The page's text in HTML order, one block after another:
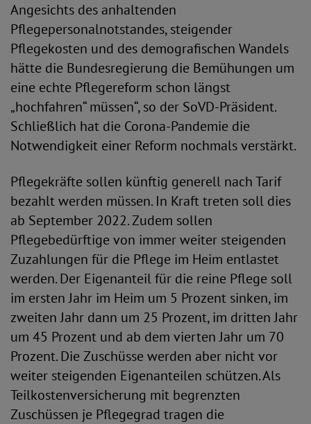
Angesichts des anhaltenden
Pflegepersonalnotstandes, steigender
Pflegekosten und des demografischen Wandels
hätte die Bundesregierung die Bemühungen um
eine echte Pflegereform schon längst
„hochfahren“ müssen“, so der SoVD-Präsident.
Schließlich hat die Corona-Pandemie die
Notwendigkeit einer Reform nochmals verstärkt.
Pflegekräfte sollen künftig generell nach Tarif
bezahlt werden müssen. In Kraft treten soll dies
ab September 2022. Zudem sollen
Pflegebedürftige von immer weiter steigenden
Zuzahlungen für die Pflege im Heim entlastet
werden. Der Eigenanteil für die reine Pflege soll
im ersten Jahr im Heim um 5 Prozent sinken, im
zweiten Jahr dann um 25 Prozent, im dritten Jahr
um 45 Prozent und ab dem vierten Jahr um 70
Prozent. Die Zuschüsse werden aber nicht vor
weiter steigenden Eigenanteilen schützen. Als
Teilkostenversicherung mit begrenzten
Zuschüssen je Pflegegrad tragen die